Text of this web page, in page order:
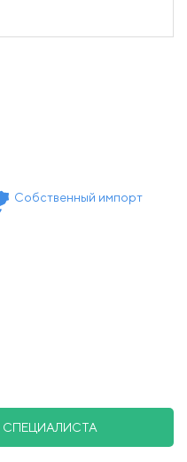
Собственный импорт
СПЕЦИАЛИСТА